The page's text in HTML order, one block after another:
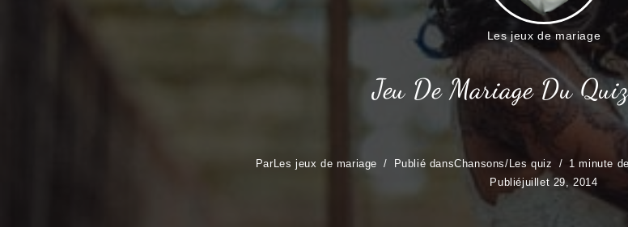
Les jeux de mariage
Jeu De Mariage Du
Par Les jeux de mariage Publié dansChansons/ Les quiz 1 minute
Publiéjuillet 29, 2014